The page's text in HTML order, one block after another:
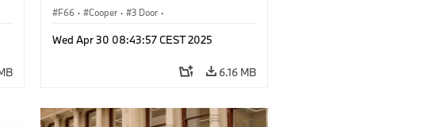
F66 · Cooper · 3 Door ·
Wed Apr 30 08:43:57 CEST 2025
6.16 MB